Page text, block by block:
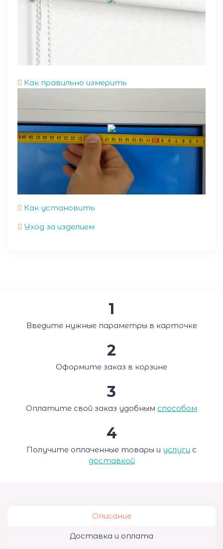
Как правильно измерить
Как установить
Уход за изделием
1
Введите нужные параметры в карточке
2
Оформите заказ в корзине
3
Оплатите свой заказ удобным способом
4
Получите оплаченные товары и услуги с
доставкой
Описание
Доставка и оплата